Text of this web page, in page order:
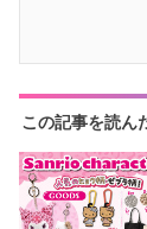
この記事を読ん